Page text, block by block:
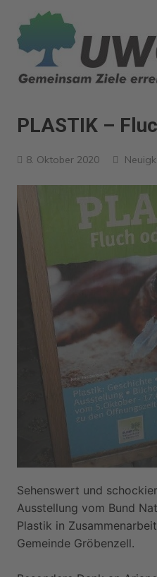
Inhalt
springen
PLASTIK –
8. Oktober 2020
Sehenswert und
Ausstellung vom Bund
Plastik in
Gemeinde Gröbenzell.